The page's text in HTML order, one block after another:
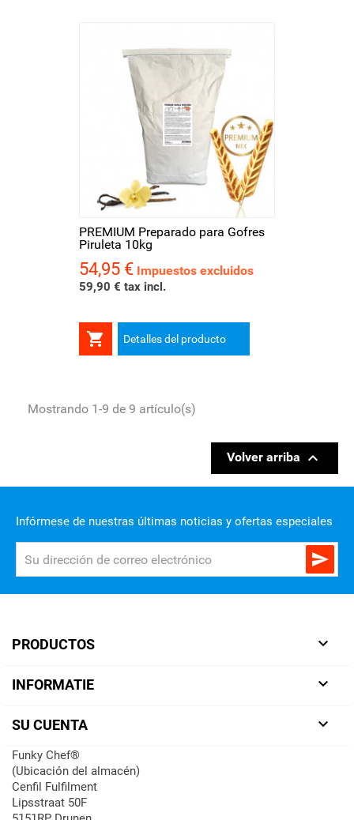
PREMIUM Preparado para Gofres
Piruleta 10kg
Precio
54,95 € Impuestos excluidos
59,90 € tax incl.
 Detalles del producto
Mostrando 1-9 de 9 artículo(s)
Volver arriba 
Infórmese de nuestras últimas noticias y ofertas especiales

PRODUCTOS 
INFORMATIE 
SU CUENTA 
Funky Chef®
(Ubicación del almacén)
Cenfil Fulfilment
Lipsstraat 50F